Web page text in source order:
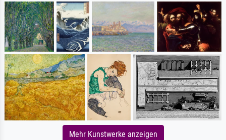
Mehr Kunstwerke anzeigen